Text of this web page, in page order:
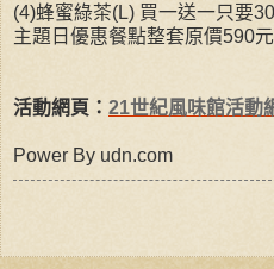
(4)蜂蜜綠茶(L) 買一送一只要
主題日優惠餐點整套原價590
活動網頁： 21世紀風味館活動
Power By udn.com